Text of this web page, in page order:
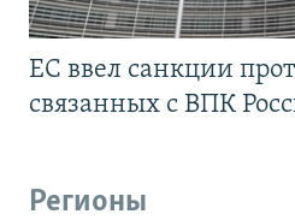
ЕС ввел санкции
связанных с ВПК
Регионы